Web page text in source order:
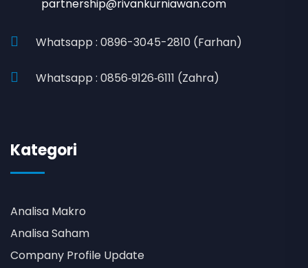
partnership@rivankurniawan.com
Whatsapp : 0896-3045-2810 (Farhan)
Whatsapp : 0856‑9126‑6111 (Zahra)
Kategori
Analisa Makro
Analisa Saham
Company Profile Update